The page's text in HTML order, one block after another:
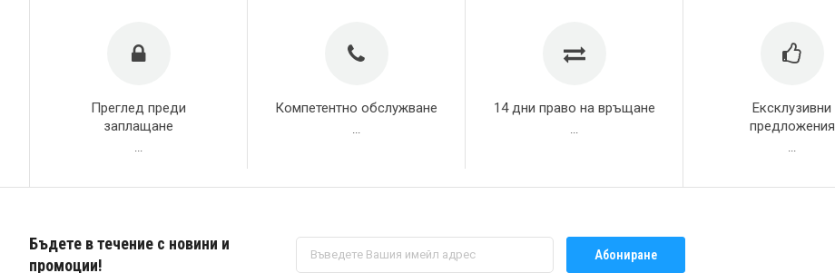
Преглед преди
заплащане
Компетентно обслужване 14 дни право на връщане
Ексклузивни
предложения
Бъдете в течение с новини и
промоции!
Абонирай
Абониране